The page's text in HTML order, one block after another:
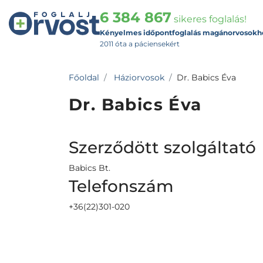
6 384 867 sikeres foglalás!
Kényelmes időpontfoglalás
2011 óta a páciensekért
Főoldal Háziorvosok Dr. Babics Éva
Dr. Babics Éva
Szerződött szolgáltató
Babics Bt.
Telefonszám
+36(22)301-020